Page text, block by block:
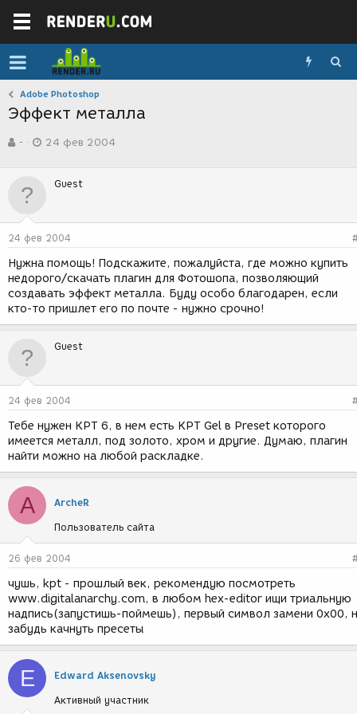
Adobe Photoshop
Эффект металла
в
р
м
-
а
д
н
и
я
24 фев 2004
Guest
24 фев 2004
Нужна помощь! Подскажите, пожалуйста, где можно купить
недорого/скачать плагин для Фотошопа, позволяющий
создавать эффект металла. Буду особо благодарен, если
кто-то пришлет его по почте - нужно срочно!
Guest
24 фев 2004
Тебе нужен KPT 6, в нем есть KPT Gel в Preset которого
имеется металл, под золото, хром и другие. Думаю, плагин
найти можно на любой раскладке.
A ArcheR
Пользователь сайта
26 фев 2004
чушь, kpt - прошлый век, рекомендую посмотреть
www.digitalanarchy.com, в любом hex-editor ищи триальную
надпись(запустишь-поймешь), первый символ замени 0x00,
забудь качнуть пресеты
E Edward Aksenovsky
Активный участник